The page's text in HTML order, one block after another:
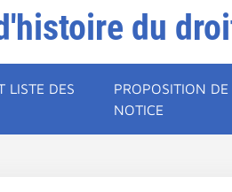
du
LISTE DES
PROPOSITION DE
NOTICE